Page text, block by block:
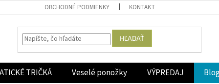
OBCHODNÉ PODMIENKY KONTAKT
HĽADAŤ
TRIČKÁ Veselé ponožky VÝPREDAJ